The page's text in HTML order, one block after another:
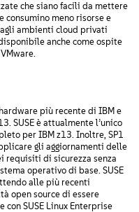
che siano facili da mettere
consumino meno risorse e
ambienti cloud privati
anche come ospite
più recente di IBM e
SUSE è attualmente l’unico
per IBM z13. Inoltre, SP1
gli aggiornamenti delle
requisiti di sicurezza senza
operativo di base. SUSE
alle più recenti
open source di essere
con SUSE Linux Enterprise